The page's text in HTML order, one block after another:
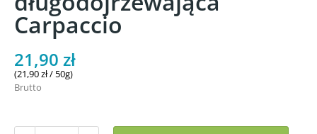
Carpaccio
21,90 zł
(21,90 zł / 50g)
Brutto